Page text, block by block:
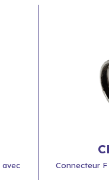
avec
Connecteur